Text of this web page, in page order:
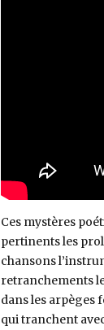
Ces mystères
pertinents les
chansons
retranchements
dans les arpèges
qui tranchent